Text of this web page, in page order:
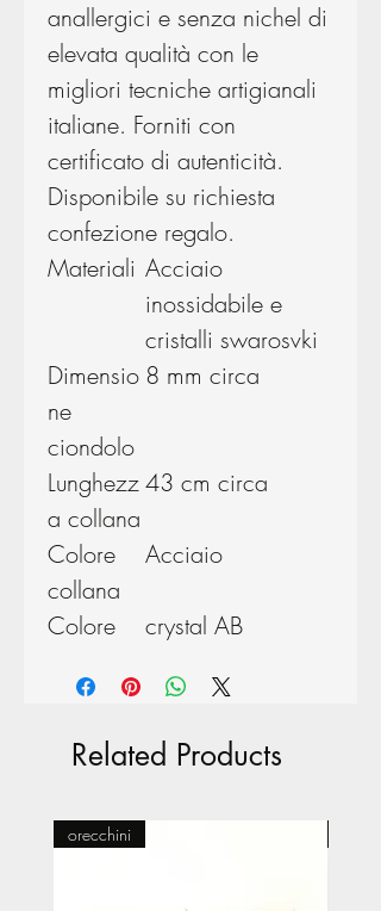
anallergici e senza nichel di
elevata qualità con le
migliori tecniche artigianali
italiane. Forniti con
certificato di autenticità.
Disponibile su richiesta
confezione regalo.
Materiali Acciaio
inossidabile e
cristalli swarosvki
Dimensio
ne
ciondolo
8 mm circa
Lunghezz
a collana
43 cm circa
Colore
collana
Acciaio
Colore crystal AB
Related Products
orecchini